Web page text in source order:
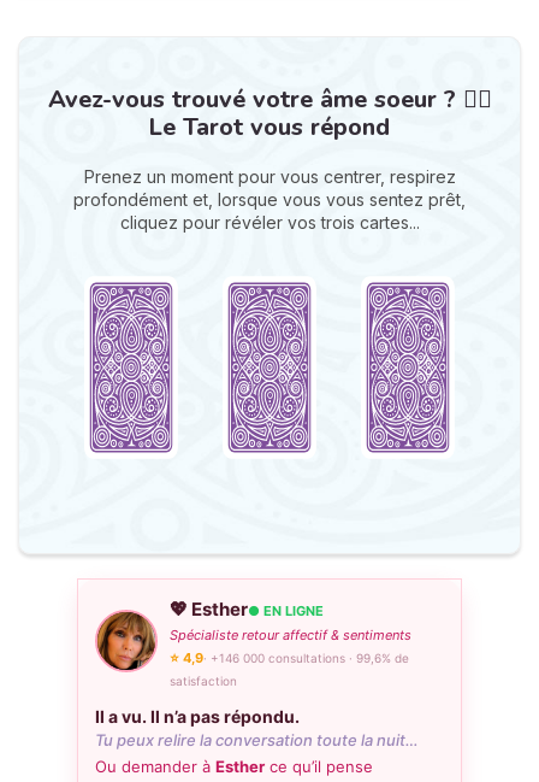
Avez-vous trouvé votre âme soeur ? ❤️‍🔥
Le Tarot vous répond
Prenez un moment pour vous centrer, respirez
profondément et, lorsque vous vous sentez prêt,
cliquez pour révéler vos trois cartes...
💖 Esther● EN LIGNE
Spécialiste retour affectif & sentiments
⭐ 4,9· +146 000 consultations · 99,6% de
satisfaction
Il a vu. Il n’a pas répondu.
Tu peux relire la conversation toute la nuit…
Ou demander à Esther ce qu’il pense